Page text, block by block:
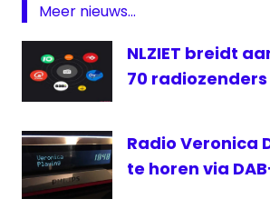
— NPO Radio 5
2020
Radio
Radio
op
Evergreen
Top 1000
Meer nieuws...
NLZIET breidt
70 radiozenders
Radio Veronica
te horen via